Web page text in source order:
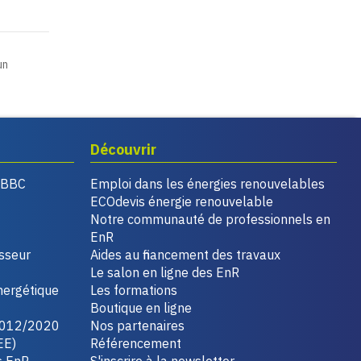
2020
Découvrir
Emploi dans les énergies renouvelables
ECOdevis énergie renouvelable
Notre communauté de professionnels en
EnR
Aides au financement des travaux
Le salon en ligne des EnR
Les formations
Boutique en ligne
Nos partenaires
Référencement